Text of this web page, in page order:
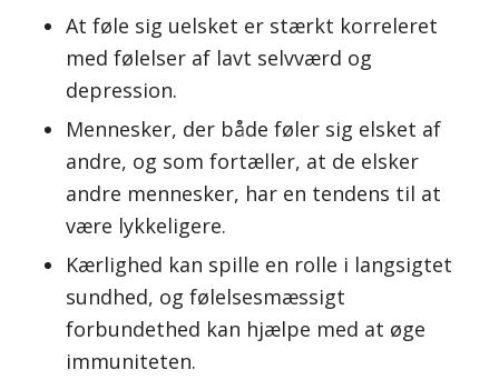
At føle sig uelsket er stærkt korreleret
med følelser af lavt selvværd og
depression.
Mennesker, der både føler sig elsket af
andre, og som fortæller, at de elsker
andre mennesker, har en tendens til at
være lykkeligere.
Kærlighed kan spille en rolle i langsigtet
sundhed, og følelsesmæssigt
forbundethed kan hjælpe med at øge
immuniteten.